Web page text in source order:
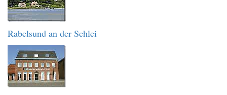
Rabelsund an der Schlei